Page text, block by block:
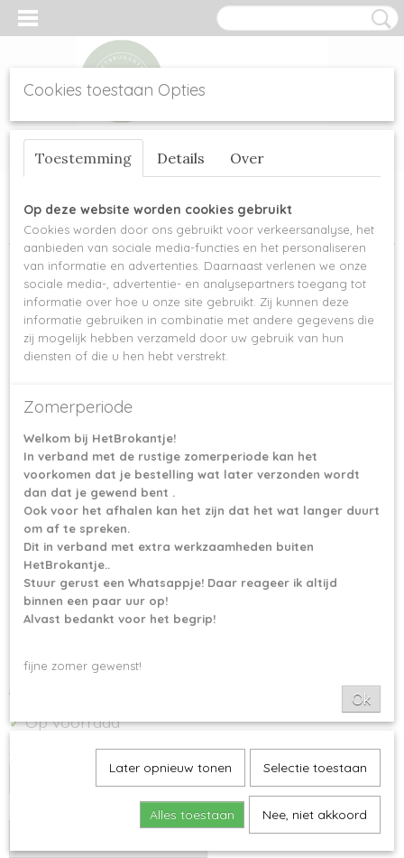
Inloggen Registreren
Home >Scheepjes garen>Scheepjes Colour Crafter
Colour Crafter - 1722 Alphen
Scheepjes Colour Crafter -
1722 Alphen
€ 4,25
✓Op voorraad
Cookies toestaan Opties
Toestemming Details Over
Op deze website worden cookies gebruikt
Cookies worden door ons gebruikt voor verkeersanalyse, het
aanbieden van sociale media-functies en het personaliseren
van informatie en advertenties. Daarnaast verlenen we onze
sociale media-, advertentie- en analysepartners toegang tot
informatie over hoe u onze site gebruikt. Zij kunnen deze
informatie gebruiken in combinatie met andere gegevens die
zij mogelijk hebben verzameld door uw gebruik van hun
diensten of die u hen hebt verstrekt.
Zomerperiode
Welkom bij HetBrokantje!
In verband met de rustige zomerperiode kan het
voorkomen dat je bestelling wat later verzonden wordt
dan dat je gewend bent .
Ook voor het afhalen kan het zijn dat het wat langer duurt
om af te spreken.
Dit in verband met extra werkzaamheden buiten
HetBrokantje..
Stuur gerust een Whatsappje! Daar reageer ik altijd
binnen een paar uur op!
Alvast bedankt voor het begrip!
fijne zomer gewenst!
Ok
Later opnieuw tonen Selectie toestaan
Alles toestaan Nee, niet akkoord